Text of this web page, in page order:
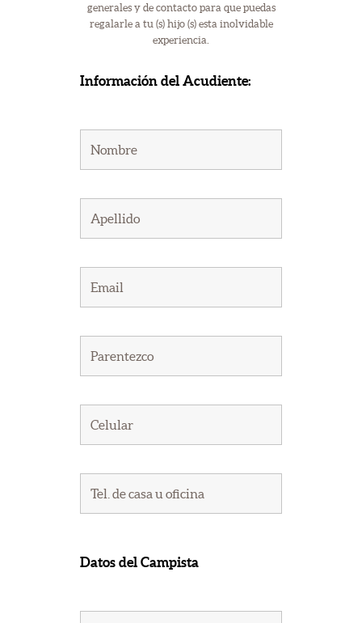
generales y de contacto para que puedas
regalarle a tu (s) hijo (s) esta inolvidable
experiencia.
Información del Acudiente:
Datos del Campista